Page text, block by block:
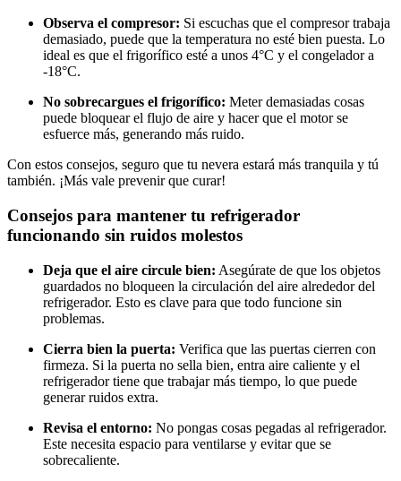
Observa el compresor: Si escuchas que el compresor trabaja
demasiado, puede que la temperatura no esté bien puesta. Lo
ideal es que el frigorífico esté a unos 4°C y el congelador a
-18°C.
No sobrecargues el frigorífico: Meter demasiadas cosas
puede bloquear el flujo de aire y hacer que el motor se
esfuerce más, generando más ruido.
Con estos consejos, seguro que tu nevera estará más tranquila y tú
también. ¡Más vale prevenir que curar!
Consejos para mantener tu refrigerador
funcionando sin ruidos molestos
Deja que el aire circule bien: Asegúrate de que los objetos
guardados no bloqueen la circulación del aire alrededor del
refrigerador. Esto es clave para que todo funcione sin
problemas.
Cierra bien la puerta: Verifica que las puertas cierren con
firmeza. Si la puerta no sella bien, entra aire caliente y el
refrigerador tiene que trabajar más tiempo, lo que puede
generar ruidos extra.
Revisa el entorno: No pongas cosas pegadas al refrigerador.
Este necesita espacio para ventilarse y evitar que se
sobrecaliente.